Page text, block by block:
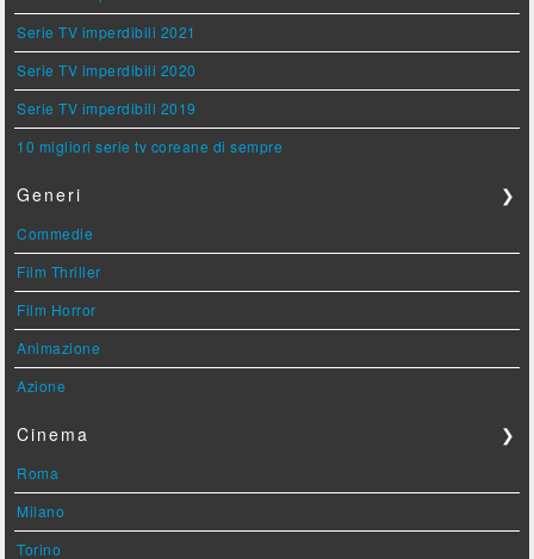
Serie TV imperdibili 2021
Serie TV imperdibili 2020
Serie TV imperdibili 2019
10 migliori serie tv coreane di sempre
Generi ❯
Commedie
Film Thriller
Film Horror
Animazione
Azione
Cinema ❯
Roma
Milano
Torino